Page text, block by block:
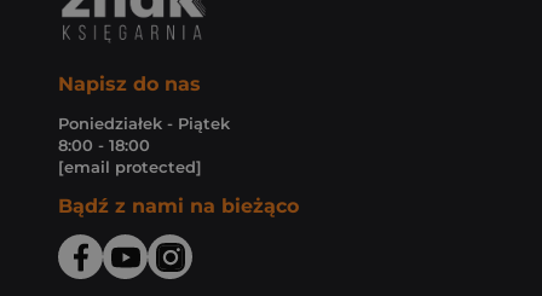
Napisz do nas
Poniedziałek - Piątek
8:00 - 18:00
[email protected]
Bądź z nami na bieżąco